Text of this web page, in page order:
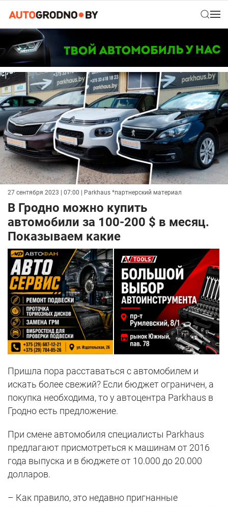
27 сентября 2023 | 07:00 | Parkhaus *партнерский материал
В Гродно можно купить
автомобили за 100-200 $ в месяц.
Показываем какие
Пришла пора расставаться с автомобилем и
искать более свежий? Если бюджет ограничен, а
покупка необходима, то у автоцентра Parkhaus в
Гродно есть предложение.
При смене автомобиля специалисты Parkhaus
предлагают присмотреться к машинам от 2016
года выпуска и в бюджете от 10.000 до 20.000
долларов.
– Как правило, это недавно пригнанные